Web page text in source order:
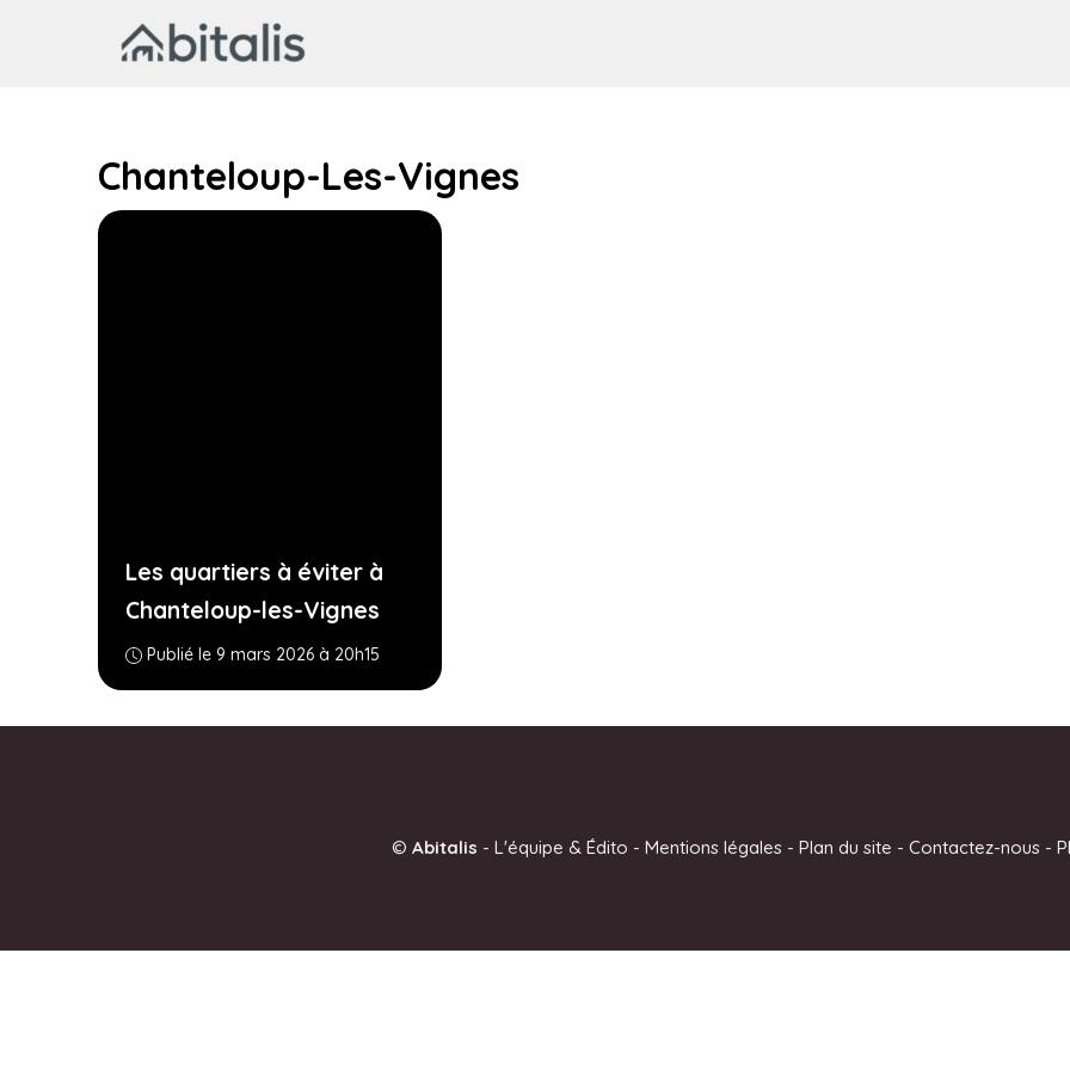
Chanteloup-Les-Vignes
Les quartiers à éviter à
Chanteloup-les-Vignes
Publié le 9 mars 2026 à 20h15
© Abitalis - L'équipe & Édito - Mentions légales- Plan du site - Contactez-nous-